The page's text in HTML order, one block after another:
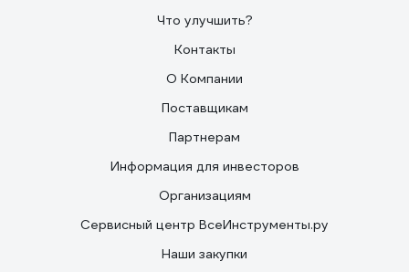
Что улучшить?
Контакты
О Компании
Поставщикам
Партнерам
Информация для инвесторов
Организациям
Сервисный центр ВсеИнструменты.ру
Наши закупки